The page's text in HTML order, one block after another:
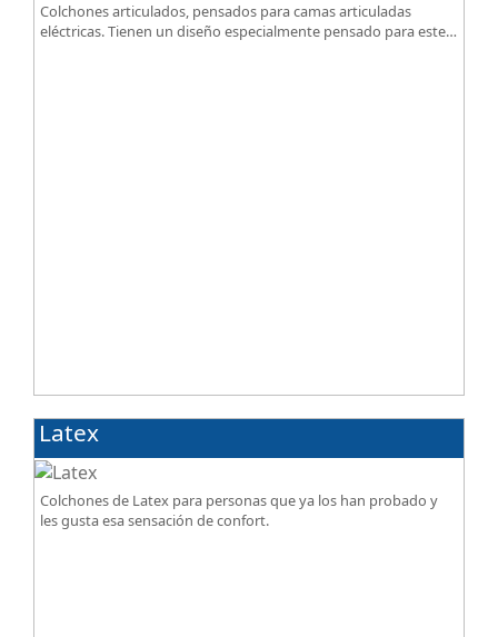
Colchones articulados, pensados para camas articuladas
eléctricas. Tienen un diseño especialmente pensado para este
Latex
Colchones de Latex para personas que ya los han probado y
les gusta esa sensación de confort.